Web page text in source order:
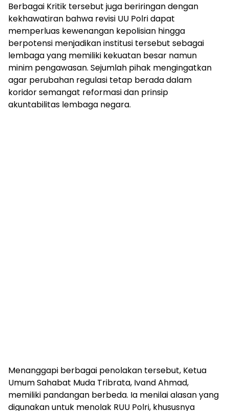
Berbagai Kritik tersebut juga beriringan dengan
kekhawatiran bahwa revisi UU Polri dapat
memperluas kewenangan kepolisian hingga
berpotensi menjadikan institusi tersebut sebagai
lembaga yang memiliki kekuatan besar namun
minim pengawasan. Sejumlah pihak mengingatkan
agar perubahan regulasi tetap berada dalam
koridor semangat reformasi dan prinsip
akuntabilitas lembaga negara.
Menanggapi berbagai penolakan tersebut, Ketua
Umum Sahabat Muda Tribrata, Ivand Ahmad,
memiliki pandangan berbeda. Ia menilai alasan yang
digunakan untuk menolak RUU Polri, khususnya